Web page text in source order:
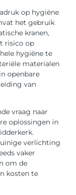
op hygiëne
het gebruik
kranen,
risico op
hygiëne te
materialen
openbare
van
vraag naar
oplossingen in
verlichting
vaker
om de
kosten te